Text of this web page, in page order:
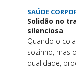
SAÚDE
Solidão no
silenciosa
Quando o
sozinho, mas
qualidade,